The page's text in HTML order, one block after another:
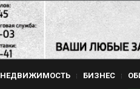
НЕДВИЖИМОСТЬ БИЗНЕС